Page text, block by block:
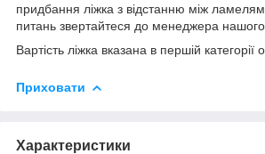
придбання ліжка з відстанню між
питань звертайтеся до менеджера нашого
Вартість ліжка вказана в першій категорії
Приховати
Характеристики